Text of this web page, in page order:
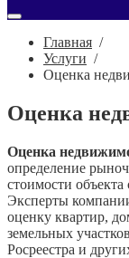
Главная /
Услуги /
Оценка
Оценка
Оценка
определение
стоимости
Эксперты
оценку квартир,
земельных
Росреестра и